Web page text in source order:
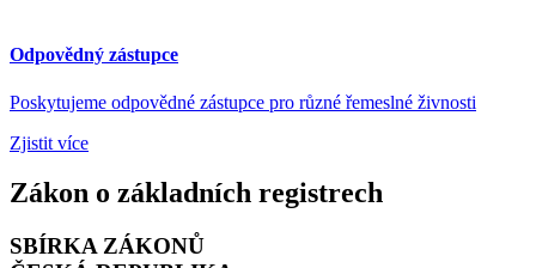
Odpovědný zástupce
Poskytujeme odpovědné zástupce pro různé řemeslné živnosti
Zjistit více
Zákon o základních registrech
SBÍRKA ZÁKONŮ